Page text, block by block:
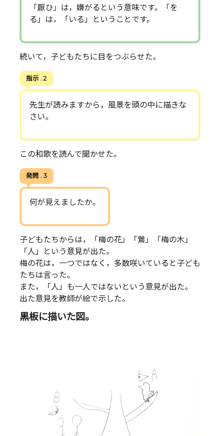
「厭ひ」は，嫌がるという意味です。「を
る」は，「いる」ということです。
続いて，子どもたちに目をつぶらせた。
指示 . 2
先生が読みますから，風景を頭の中に描きな
さい。
この和歌を読んで聞かせた。
発問 . 3
何が見えましたか。
子どもたちからは，「梅の花」「鶯」「梅の木」
「人」という意見が出た。
梅の花は，一つではなく，多数咲いていると子ども
たちは言った。
また，「人」も一人ではないという意見が出た。
出た意見を教師が絵で示した。
黒板に描いた図。